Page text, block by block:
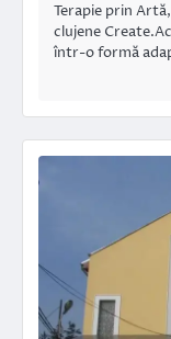
Terapie prin
clujene
într-o formă